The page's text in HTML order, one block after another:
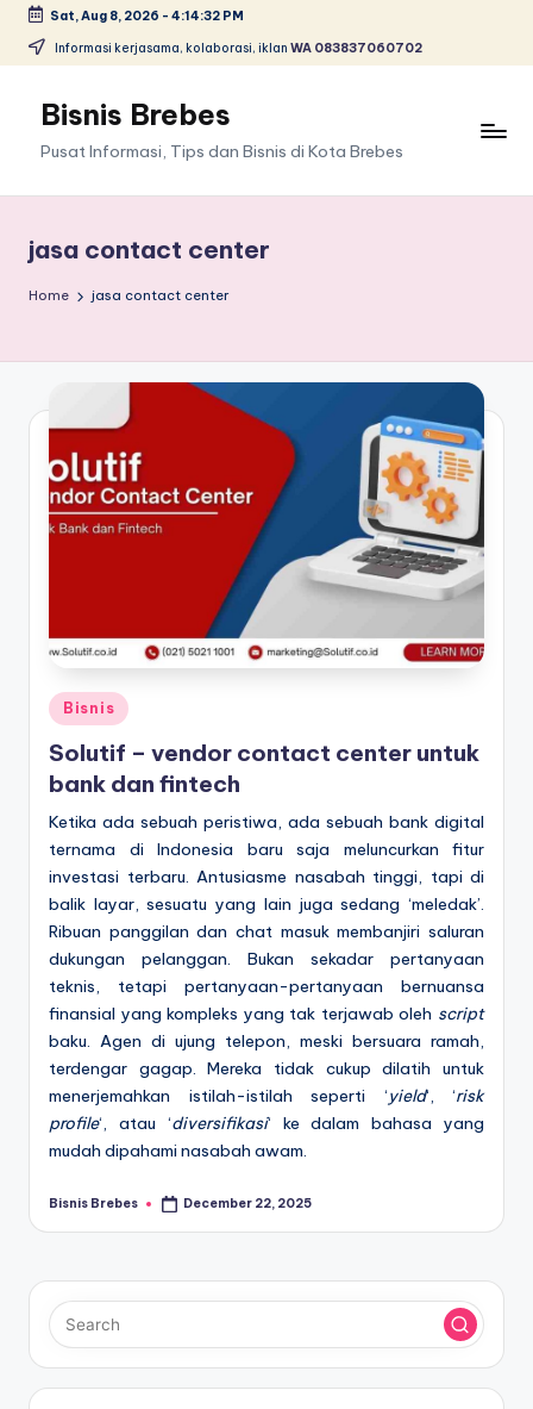
Skip
content
Sat, Aug 8, 2026 - 4:14:32 PM
Informasi kerjasama, kolaborasi, iklan WA 083837060702
Bisnis Brebes
Pusat Informasi, Tips dan Bisnis di Kota Brebes
jasa contact center
Home jasa contact center
Posted
in
Bisnis
Solutif – vendor contact center untuk
bank dan fintech
Ketika ada sebuah peristiwa, ada sebuah bank digital
ternama di Indonesia baru saja meluncurkan fitur
investasi terbaru. Antusiasme nasabah tinggi, tapi di
balik layar, sesuatu yang lain juga sedang ‘meledak’.
Ribuan panggilan dan chat masuk membanjiri saluran
dukungan pelanggan. Bukan sekadar pertanyaan
teknis, tetapi pertanyaan-pertanyaan bernuansa
finansial yang kompleks yang tak terjawab oleh script
baku. Agen di ujung telepon, meski bersuara ramah,
terdengar gagap. Mereka tidak cukup dilatih untuk
menerjemahkan istilah-istilah seperti ‘yield‘, ‘risk
profile‘, atau ‘diversifikasi‘ ke dalam bahasa yang
mudah dipahami nasabah awam.
Posted
Bisnis Brebes December 22, 2025